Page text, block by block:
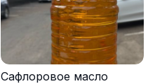
Сафлоровое масло